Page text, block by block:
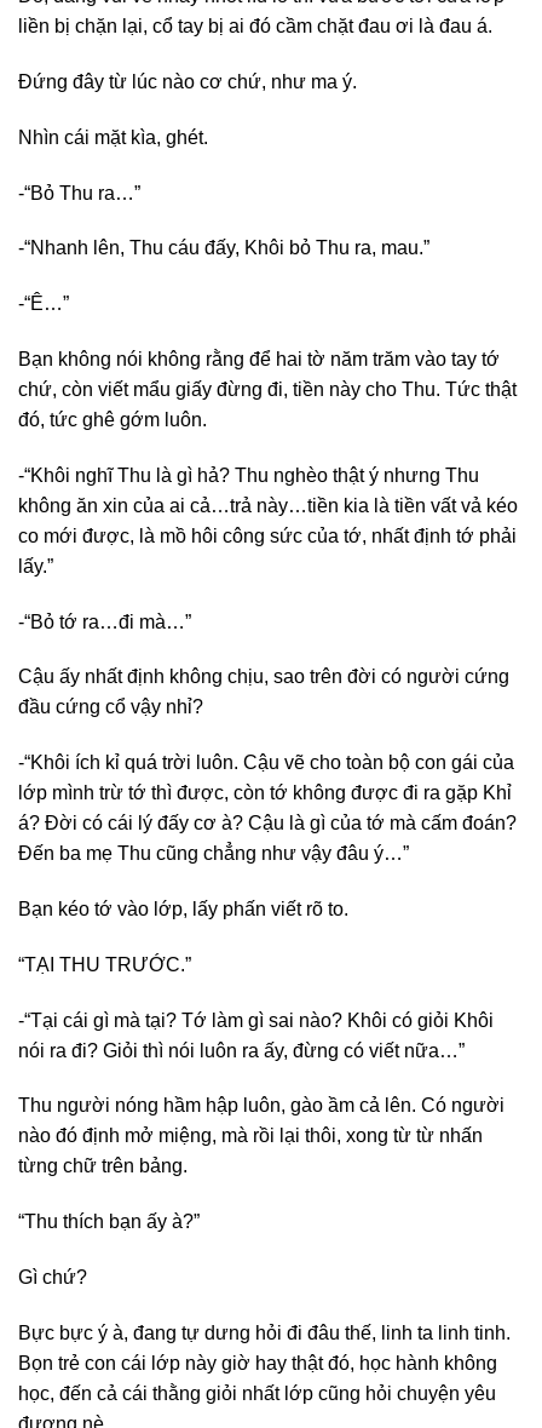
liền bị chặn lại, cổ tay bị ai đó cầm chặt đau ơi là đau á.
Đứng đây từ lúc nào cơ chứ, như ma ý.
Nhìn cái mặt kìa, ghét.
-“Bỏ Thu ra…”
-“Nhanh lên, Thu cáu đấy, Khôi bỏ Thu ra, mau.”
-“Ê…”
Bạn không nói không rằng để hai tờ năm trăm vào tay tớ
chứ, còn viết mẩu giấy đừng đi, tiền này cho Thu. Tức thật
đó, tức ghê gớm luôn.
-“Khôi nghĩ Thu là gì hả? Thu nghèo thật ý nhưng Thu
không ăn xin của ai cả…trả này…tiền kia là tiền vất vả kéo
co mới được, là mồ hôi công sức của tớ, nhất định tớ phải
lấy.”
-“Bỏ tớ ra…đi mà…”
Cậu ấy nhất định không chịu, sao trên đời có người cứng
đầu cứng cổ vậy nhỉ?
-“Khôi ích kỉ quá trời luôn. Cậu vẽ cho toàn bộ con gái của
lớp mình trừ tớ thì được, còn tớ không được đi ra gặp Khỉ
á? Đời có cái lý đấy cơ à? Cậu là gì của tớ mà cấm đoán?
Đến ba mẹ Thu cũng chẳng như vậy đâu ý…”
Bạn kéo tớ vào lớp, lấy phấn viết rõ to.
“TẠI THU TRƯỚC.”
-“Tại cái gì mà tại? Tớ làm gì sai nào? Khôi có giỏi Khôi
nói ra đi? Giỏi thì nói luôn ra ấy, đừng có viết nữa…”
Thu người nóng hầm hập luôn, gào ầm cả lên. Có người
nào đó định mở miệng, mà rồi lại thôi, xong từ từ nhấn
từng chữ trên bảng.
“Thu thích bạn ấy à?”
Gì chứ?
Bực bực ý à, đang tự dưng hỏi đi đâu thế, linh ta linh tinh.
Bọn trẻ con cái lớp này giờ hay thật đó, học hành không
học, đến cả cái thằng giỏi nhất lớp cũng hỏi chuyện yêu
đương nè.